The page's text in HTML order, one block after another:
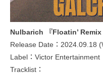
Nulbarich 『Floatin’ Remix
Release Date：2024.09.18
Label：Victor Entertainment
Tracklist：